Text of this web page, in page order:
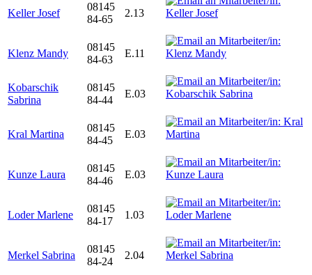
Keller Josef
08145
84-65
2.13
Klenz Mandy
08145
84-63
E.11
Kobarschik
Sabrina
08145
84-44
E.03
Kral Martina
08145
84-45
E.03
Kunze Laura
08145
84-46
E.03
Loder Marlene
08145
84-17
1.03
Merkel Sabrina
08145
84-24
2.04